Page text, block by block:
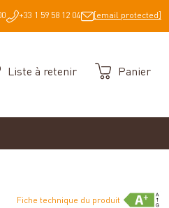
+33 1 59 58 12 04 [email protected]
Liste à retenir Panier
Fiche technique du produit